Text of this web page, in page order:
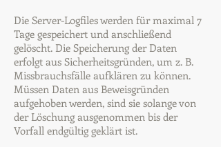
Die Server-Logfiles werden für maximal 7
Tage gespeichert und anschließend
gelöscht. Die Speicherung der Daten
erfolgt aus Sicherheitsgründen, um z. B.
Missbrauchsfälle aufklären zu können.
Müssen Daten aus Beweisgründen
aufgehoben werden, sind sie solange von
der Löschung ausgenommen bis der
Vorfall endgültig geklärt ist.